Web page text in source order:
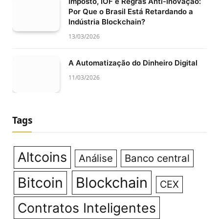
Por Que o Brasil Está Retardando a
Indústria Blockchain?
13/03/2026
A Automatização do Dinheiro Digital
11/03/2026
Tags
Altcoins Análise Banco central
Bitcoin Blockchain CEX
Contratos Inteligentes